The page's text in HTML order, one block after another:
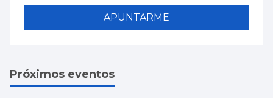
APUNTARME
Próximos eventos